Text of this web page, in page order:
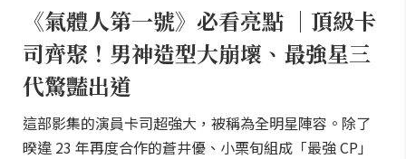
《氣體人第一號》必看亮點 ｜頂級卡
司齊聚！男神造型大崩壞、最強星三
代驚豔出道
這部影集的演員卡司超強大，被稱為全明星陣容。除了
暌違 23 年再度合作的蒼井優、小栗旬組成「最強 CP」